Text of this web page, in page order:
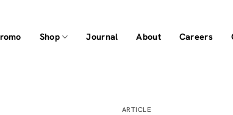
Shop Journal About Careers
ARTICLE